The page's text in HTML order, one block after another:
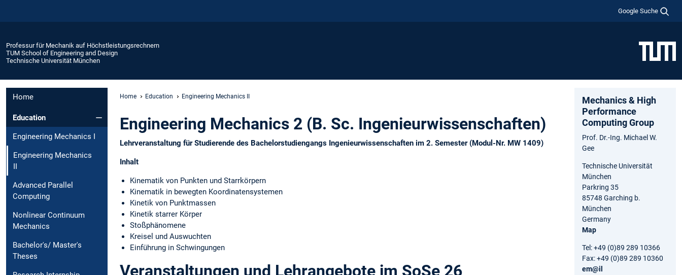
Google Suche
Professur für Mechanik auf Höchstleistungsrechnern
TUM School of Engineering and Design
Technische Universität München
Home
Education
Engineering Mechanics I
Engineering Mechanics
II
Advanced Parallel
Computing
Nonlinear Continuum
Mechanics
Bachelor's/ Master's
Theses
Home Education Engineering Mechanics II
Engineering Mechanics 2 (B. Sc. Ingenieurwissenschaften)
Lehrveranstaltung für Studierende des Bachelorstudiengangs Ingenieurwissenschaften im 2. Semester (Modul-Nr. MW 1409)
Inhalt
Kinematik von Punkten und Starrkörpern
Kinematik in bewegten Koordinatensystemen
Kinetik von Punktmassen
Kinetik starrer Körper
Stoßphänomene
Kreisel und Auswuchten
Einführung in Schwingungen
Veranstaltungen und Lehrangebote im SoSe 26
Mechanics & High
Performance
Computing Group
Prof. Dr.-Ing. Michael W.
Gee
Technische Universität
München
Parkring 35
85748 Garching b.
München
Germany
Map
Tel: +49 (0)89 289 10366
Fax: +49 (0)89 289 10360
em@il